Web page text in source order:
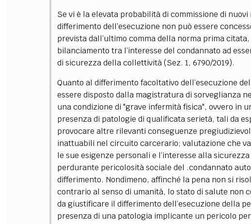
Se vi è la elevata probabilità di commissione di
differimento dell’esecuzione non può essere
prevista dall’ultimo comma della norma prima
bilanciamento tra l’interesse del condannato ad
di sicurezza della collettività (Sez. 1, 6790/2019).
Quanto al differimento facoltativo dell’esecuzione
essere disposto dalla magistratura di sorveglianza
una condizione di "grave infermità fisica", ovvero in
presenza di patologie di qualificata serietà, tali da
provocare altre rilevanti conseguenze
inattuabili nel circuito carcerario; valutazione che
le sue esigenze personali e l’interesse alla
perdurante pericolosità sociale del .condannato
differimento. Nondimeno, affinché la pena non si
contrario al senso di umanità, lo stato di salute non
da giustificare il differimento dell’esecuzione della
presenza di una patologia implicante un pericolo